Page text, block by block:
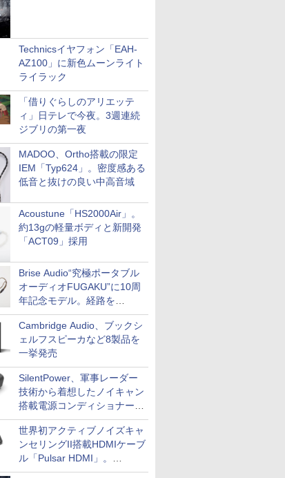
Technicsイヤフォン「EAH-
AZ100」に新色ムーンライト
ライラック
「借りぐらしのアリエッテ
ィ」日テレで今夜。3週連続
ジブリの第一夜
MADOO、Ortho搭載の限定
IEM「Typ624」。密度感ある
低音と抜けの良い中高音域
Acoustune「HS2000Air」。
約13gの軽量ボディと新開発
「ACT09」採用
Brise Audio“究極ポータブル
オーディオFUGAKU”に10周
年記念モデル。経路を
NISHIKIで統一。400万円
Cambridge Audio、ブックシ
ェルフスピーカなど8製品を
一挙発売
SilentPower、軍事レーダー
技術から着想したノイキャン
搭載電源コンディショナー
「AC iPurifier2」
世界初アクティブノイズキャ
ンセリングII搭載HDMIケーブ
ル「Pulsar HDMI」。
SilentPowerから